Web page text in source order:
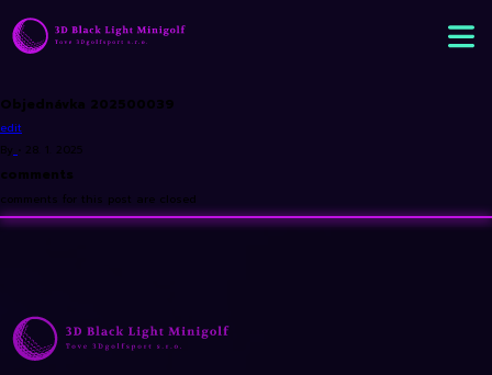
Objednávka 202500039
edit
By • 28. 1. 2025
comments
comments for this post are closed